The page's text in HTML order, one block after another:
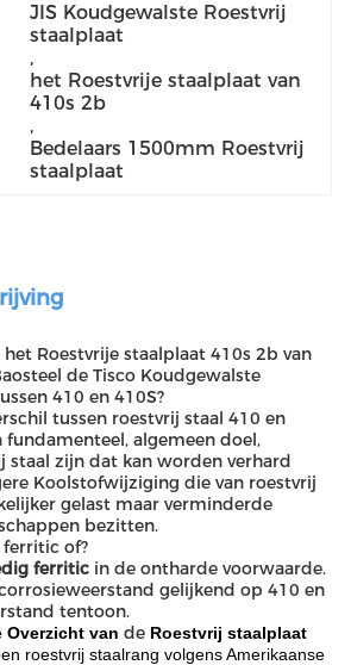
JIS Koudgewalste Roestvrij
staalplaat
,
het Roestvrije staalplaat van
410s 2b
,
Bedelaars 1500mm Roestvrij
staalplaat
het Roestvrije staalplaat 410s 2b van
de Tisco Koudgewalste
410 en 410S?
tussen roestvrij staal 410 en
fundamenteel, algemeen doel,
staal zijn dat kan worden verhard
Koolstofwijziging die van roestvrij
gelast maar verminderde
bezitten.
of?
ferritic in de ontharde voorwaarde.
gelijkend op 410 en
tentoon.
Overzicht van de Roestvrij staalplaat
roestvrij staalrang volgens Amerikaanse